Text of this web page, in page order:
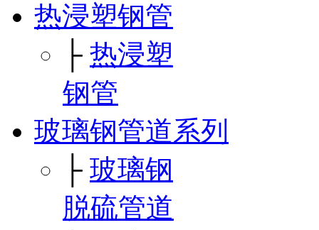
热浸塑钢管
├ 热浸塑
钢管
玻璃钢管道系列
├ 玻璃钢
脱硫管道